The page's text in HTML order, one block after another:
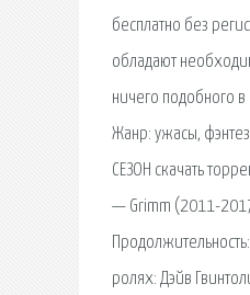
бесплатно без
обладают
ничего подобного
Жанр: ужасы,
СЕЗОН скачать
— Grimm (2011-
ролях: Дэйв